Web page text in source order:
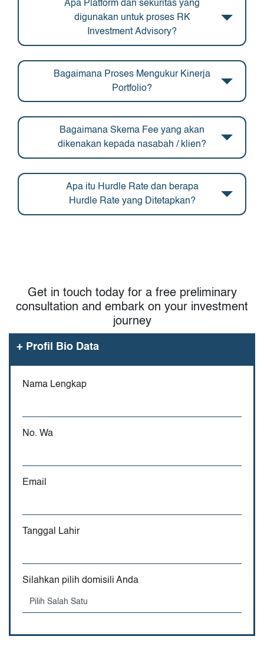
Apa Platform dan sekuritas yang
digunakan untuk proses RK
Investment Advisory?
Bagaimana Proses Mengukur Kinerja
Portfolio?
Bagaimana Skema Fee yang akan
dikenakan kepada nasabah / klien?
Apa itu Hurdle Rate dan berapa
Hurdle Rate yang Ditetapkan?
Get in touch today for a free preliminary
consultation and embark on your investment
journey
+ Profil Bio Data
Nama Lengkap
No. Wa
Email
Tanggal Lahir
Silahkan pilih domisili Anda